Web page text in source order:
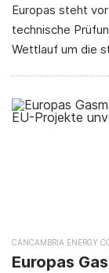
Europas steht
technische
Wettlauf um die
CANCAMBRIA ENERGY
Europas